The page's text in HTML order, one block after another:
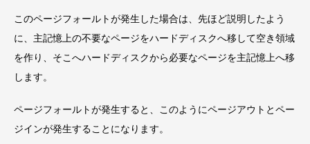
このページフォールトが発生した場合は、先ほど説明したよう
に、主記憶上の不要なページをハードディスクへ移して空き領域
を作り、そこへハードディスクから必要なページを主記憶上へ移
します。
ページフォールトが発生すると、このようにページアウトとペー
ジインが発生することになります。